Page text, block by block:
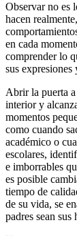
Observar no es
hacen
en cada
comprender lo
sus expresiones
Abrir la puerta
interior y
momentos
como cuando
académico o
escolares,
e imborrables
es posible
tiempo de
de su vida, se
padres sean sus